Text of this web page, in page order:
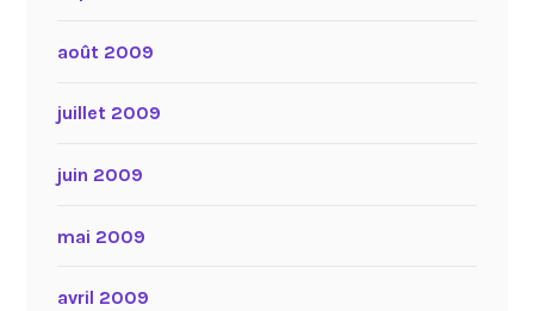
août 2009
juillet 2009
juin 2009
mai 2009
avril 2009